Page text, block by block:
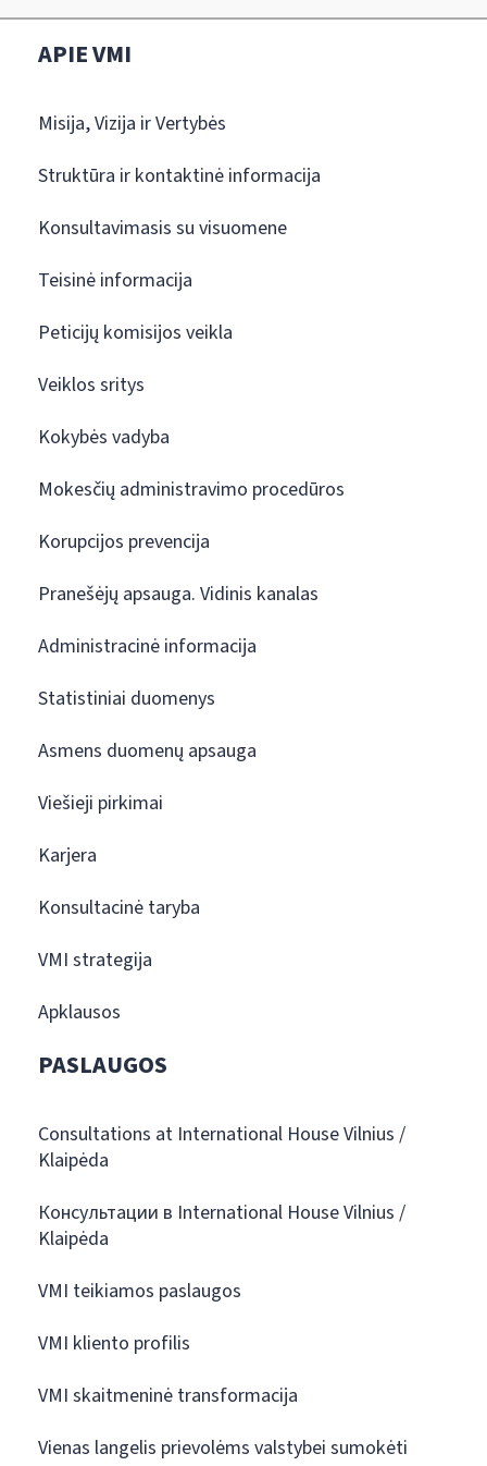
APIE VMI
Misija, Vizija ir Vertybės
Struktūra ir kontaktinė informacija
Konsultavimasis su visuomene
Teisinė informacija
Peticijų komisijos veikla
Veiklos sritys
Kokybės vadyba
Mokesčių administravimo procedūros
Korupcijos prevencija
Pranešėjų apsauga. Vidinis kanalas
Administracinė informacija
Statistiniai duomenys
Asmens duomenų apsauga
Viešieji pirkimai
Karjera
Konsultacinė taryba
VMI strategija
Apklausos
PASLAUGOS
Consultations at International House Vilnius /
Klaipėda
Консультации в International House Vilnius /
Klaipėda
VMI teikiamos paslaugos
VMI kliento profilis
VMI skaitmeninė transformacija
Vienas langelis prievolėms valstybei sumokėti